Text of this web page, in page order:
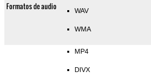
Formatos de audio WAV
WMA
MP4
DIVX